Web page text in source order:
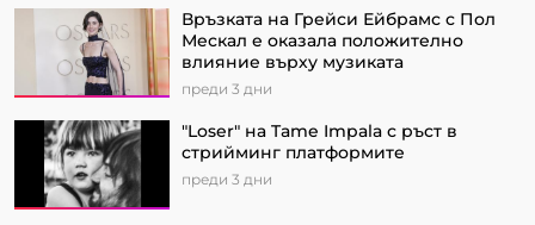
Връзката на Грейси Ейбрамс с Пол
Мескал е оказала положително
влияние върху музиката
преди 3 дни
"Loser" на Tame Impala с ръст в
стрийминг платформите
преди 3 дни